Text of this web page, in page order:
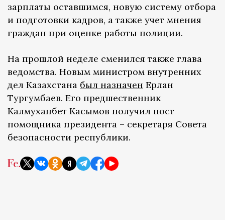
зарплаты оставшимся, новую систему отбора
и подготовки кадров, а также учет мнения
граждан при оценке работы полиции.
На прошлой неделе сменился также глава
ведомства. Новым министром внутренних
дел Казахстана был назначен Ерлан
Тургумбаев. Его предшественник
Калмуханбет Касымов получил пост
помощника президента – секретаря Совета
безопасности республики.